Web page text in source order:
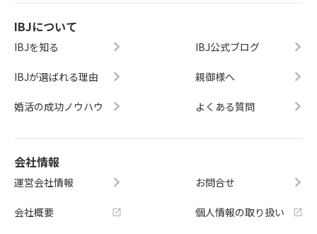
IBJについて
IBJを知る
IBJが選ばれる理由
婚活の成功ノウハウ
IBJ公式ブログ
親御様へ
よくある質問
会社情報
運営会社情報
会社概要
お問合せ
個人情報の取り扱い